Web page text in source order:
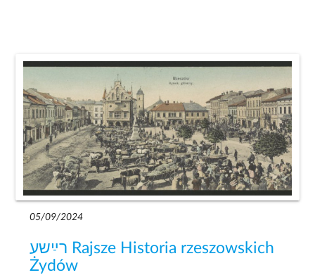
05/09/2024
רײַשע Rajsze Historia rzeszowskich
Żydów